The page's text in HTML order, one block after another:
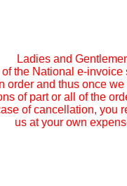
Ladies and
the National e-
order and thus once
of part or all of the
of cancellation, you
us at your own